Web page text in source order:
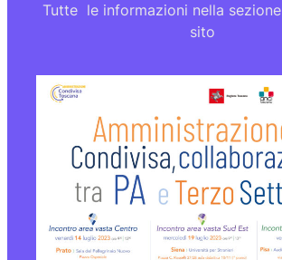
Tutte le informazioni nella sezione
sito